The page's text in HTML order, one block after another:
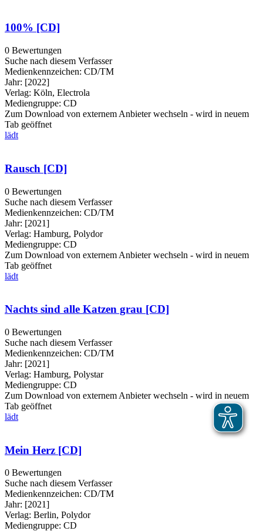
100% [CD]
0 Bewertungen
Suche nach diesem Verfasser
Medienkennzeichen: CD/TM
Jahr: [2022]
Verlag: Köln, Electrola
Mediengruppe: CD
Zum Download von externem Anbieter wechseln - wird in neuem
Tab geöffnet
lädt
Rausch [CD]
0 Bewertungen
Suche nach diesem Verfasser
Medienkennzeichen: CD/TM
Jahr: [2021]
Verlag: Hamburg, Polydor
Mediengruppe: CD
Zum Download von externem Anbieter wechseln - wird in neuem
Tab geöffnet
lädt
Nachts sind alle Katzen grau [CD]
0 Bewertungen
Suche nach diesem Verfasser
Medienkennzeichen: CD/TM
Jahr: [2021]
Verlag: Hamburg, Polystar
Mediengruppe: CD
Zum Download von externem Anbieter wechseln - wird in neuem
Tab geöffnet
lädt
Mein Herz [CD]
0 Bewertungen
Suche nach diesem Verfasser
Medienkennzeichen: CD/TM
Jahr: [2021]
Verlag: Berlin, Polydor
Mediengruppe: CD